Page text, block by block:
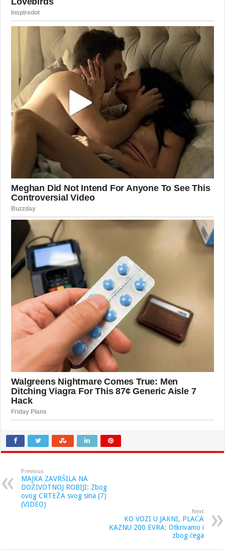
Previous
MAJKA ZAVRŠILA NA
DOŽIVOTNOJ ROBIJI: Zbog
ovog CRTEŽA svog sina (7)
(VIDEO)
Next
KO VOZI U JAKNI, PLAĆA
KAZNU 200 EVRA: Otkrivamo i
zbog čega